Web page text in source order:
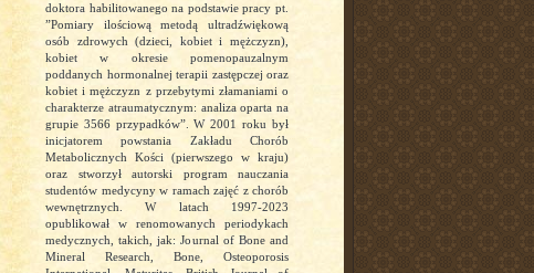
doktora habilitowanego na podstawie pracy pt.
”Pomiary ilościową metodą ultradźwiękową
osób zdrowych (dzieci, kobiet i mężczyzn),
kobiet w okresie pomenopauzalnym
poddanych hormonalnej terapii zastępczej oraz
kobiet i mężczyzn z przebytymi złamaniami o
charakterze atraumatycznym: analiza oparta na
grupie 3566 przypadków”. W 2001 roku był
inicjatorem powstania Zakładu Chorób
Metabolicznych Kości (pierwszego w kraju)
oraz stworzył autorski program nauczania
studentów medycyny w ramach zajęć z chorób
wewnętrznych. W latach 1997-2023
opublikował w renomowanych periodykach
medycznych, takich, jak: Journal of Bone and
Mineral Research, Bone, Osteoporosis